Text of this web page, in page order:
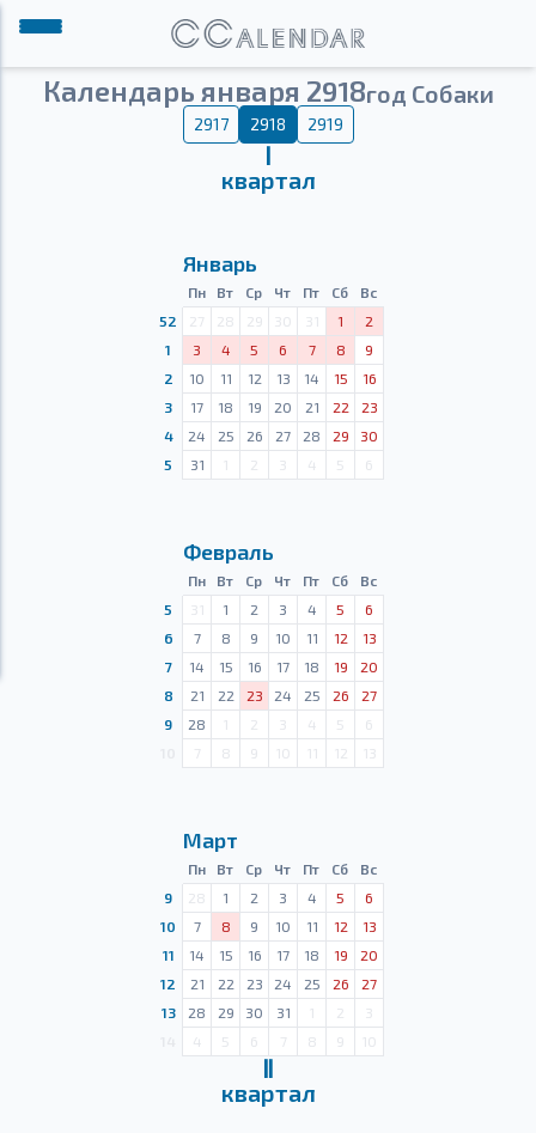
Календарь января 2918год Собаки
2917 2918 2919
Ⅰ
квартал
Январь
Пн Вт Ср Чт Пт Сб
Вс
52
27 28 29 30 31 1
2
1
3 4 5 6 7 8
9
2
10 11 12 13 14 15
16
3
17 18 19 20 21 22
23
4
24 25 26 27 28 29
30
5
31 1 2 3 4 5 6
Февраль
Пн Вт Ср Чт Пт Сб
Вс
5
31 1 2 3 4 5
6
6
7 8 9 10 11 12
13
7
14 15 16 17 18 19
20
8
21 22 23 24 25 26
27
9
28 1 2 3 4 5
6
7 8 9 10 11 12 13
Март
Пн Вт Ср Чт Пт Сб
Вс
9
28 1 2 3 4 5
6
10
7 8 9 10 11 12
13
11
14 15 16 17 18 19
20
12
21 22 23 24 25 26
27
13
28 29 30 31 1 2
3
4 5 6 7 8 9 10
Ⅱ
квартал